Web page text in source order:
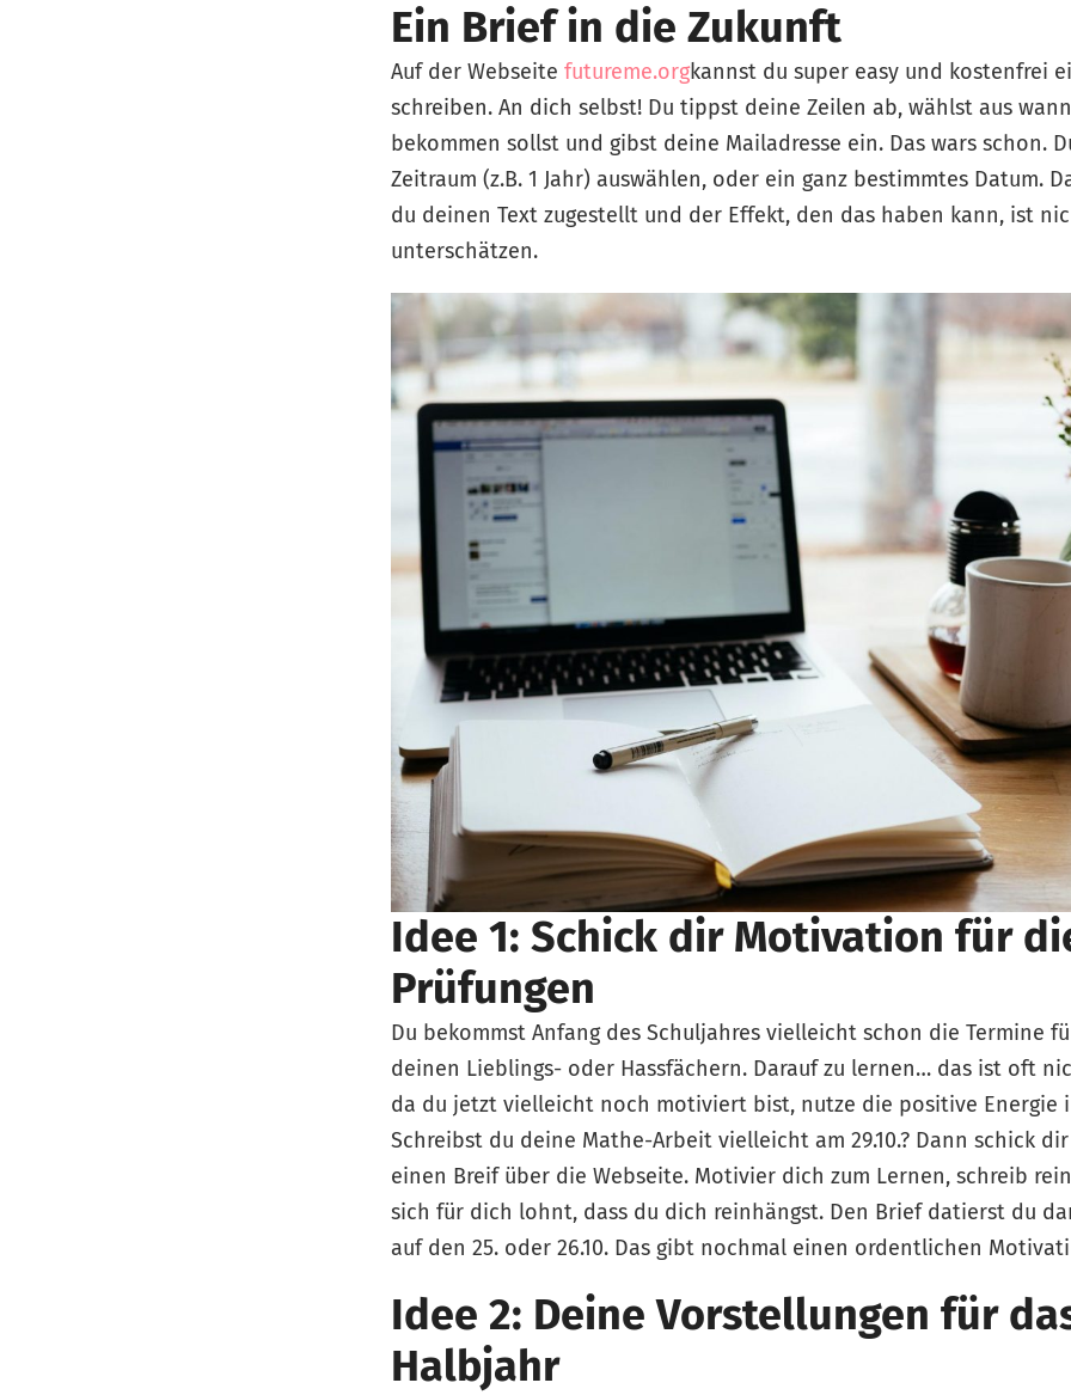
Ein Brief in die Zukunft
Auf der Webseite futureme.orgkannst du super easy und kostenfrei
schreiben. An dich selbst! Du tippst deine Zeilen ab, wählst aus
bekommen sollst und gibst deine Mailadresse ein. Das wars schon.
Zeitraum (z.B. 1 Jahr) auswählen, oder ein ganz bestimmtes Datum.
du deinen Text zugestellt und der Effekt, den das haben kann, ist
unterschätzen.
Idee 1: Schick dir Motivation für
Prüfungen
Du bekommst Anfang des Schuljahres vielleicht schon die Termine
deinen Lieblings- oder Hassfächern. Darauf zu lernen… das ist oft
da du jetzt vielleicht noch motiviert bist, nutze die positive Energie
Schreibst du deine Mathe-Arbeit vielleicht am 29.10.? Dann schick
einen Breif über die Webseite. Motivier dich zum Lernen, schreib
sich für dich lohnt, dass du dich reinhängst. Den Brief datierst du
auf den 25. oder 26.10. Das gibt nochmal einen ordentlichen
Idee 2: Deine Vorstellungen für
Halbjahr